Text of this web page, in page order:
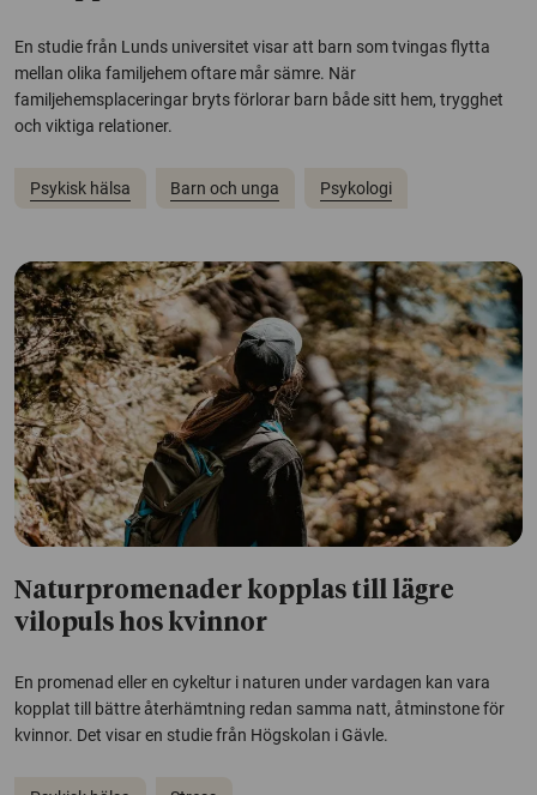
En studie från Lunds universitet visar att barn som tvingas flytta
mellan olika familjehem oftare mår sämre. När
familjehemsplaceringar bryts förlorar barn både sitt hem, trygghet
och viktiga relationer.
Psykisk hälsa Barn och unga Psykologi
Naturpromenader kopplas till lägre
vilopuls hos kvinnor
En promenad eller en cykeltur i naturen under vardagen kan vara
kopplat till bättre återhämtning redan samma natt, åtminstone för
kvinnor. Det visar en studie från Högskolan i Gävle.